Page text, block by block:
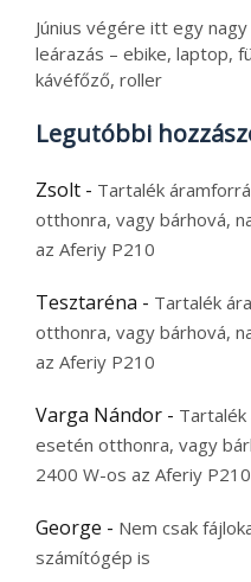
Június végére itt egy
leárazás – ebike, laptop,
kávéfőző, roller
Legutóbbi
Zsolt - Tartalék
otthonra, vagy bárhová,
az Aferiy P210
Tesztaréna - Tartalék
otthonra, vagy bárhová,
az Aferiy P210
Varga Nándor -
esetén otthonra, vagy
2400 W-os az Aferiy P210
George - Nem csak
számítógép is